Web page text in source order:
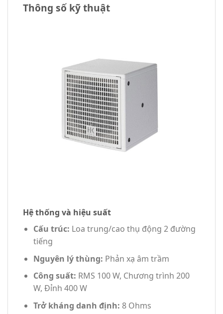
Thông số kỹ thuật
Hệ thống và hiệu suất
Cấu trúc: Loa trung/cao thụ động 2 đường
tiếng
Nguyên lý thùng: Phản xạ âm trầm
Công suất: RMS 100 W, Chương trình 200
W, Đỉnh 400 W
Trở kháng danh định: 8 Ohms